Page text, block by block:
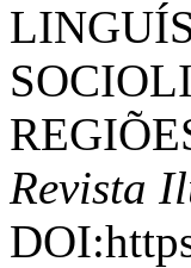
Revista